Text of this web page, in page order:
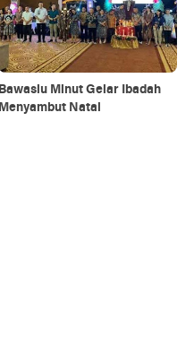
Bawaslu Minut Gelar Ibadah
Menyambut Natal